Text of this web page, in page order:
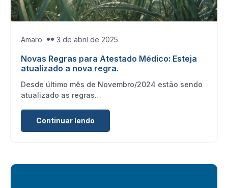
Amaro 3 de abril de 2025
Novas Regras para Atestado Médico: Esteja
atualizado a nova regra.
Desde último mês de Novembro/2024 estão sendo
atualizado as regras…
Continuar lendo